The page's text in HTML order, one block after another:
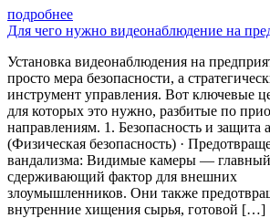
подробнее
Для чего нужно видеонаблюдение на
Установка видеонаблюдения на
просто мера безопасности, а
инструмент управления. Вот ключевые
для которых это нужно, разбитые по
направлениям. 1. Безопасность и защита
(Физическая безопасность) ·
вандализма: Видимые камеры — главный
сдерживающий фактор для внешних
злоумышленников. Они также
внутренние хищения сырья, готовой […]